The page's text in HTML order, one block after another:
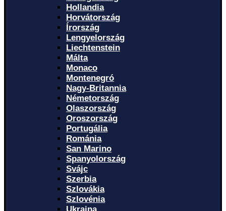
Hollandia
Horvátország
Írország
Lengyelország
Liechtenstein
Málta
Monaco
Montenegró
Nagy-Britannia
Németország
Olaszország
Oroszország
Portugália
Románia
San Marino
Spanyolország
Svájc
Szerbia
Szlovákia
Szlovénia